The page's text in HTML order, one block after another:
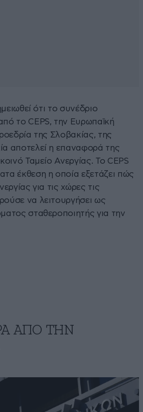
ότι το συνέδριο
το CEPS, την Ευρωπαϊκή
της Σλοβακίας, της
αποτελεί η επαναφορά της
Ταμείο Ανεργίας. To CEPS
έκθεση η οποία εξετάζει πώς
για τις χώρες τις
να λειτουργήσει ως
σταθεροποιητής για την
ΑΠΟ ΤΗΝ